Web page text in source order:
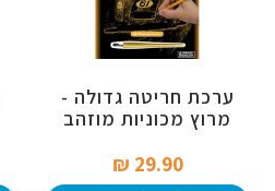
ערכת חריטה גדולה -
מרוץ מכוניות מוזהב
29.90 ₪‎